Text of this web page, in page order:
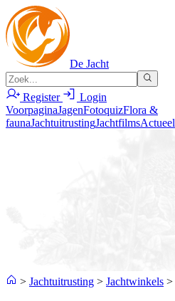
De Jacht
Register
Login
VoorpaginaJagenFotoquizFlora &
faunaJachtuitrustingJachtfilmsActueel
> Jachtuitrusting > Jachtwinkels >